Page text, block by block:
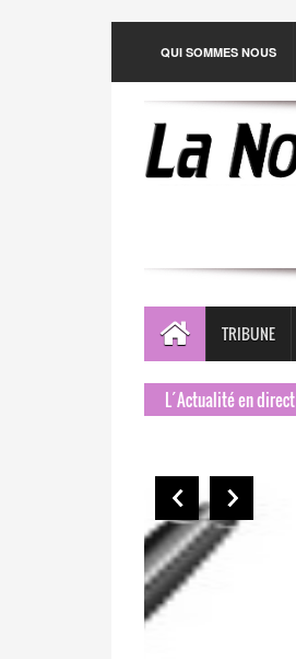
QUI SOMMES NOUS
TRIBUNE
L´Actualité en direct